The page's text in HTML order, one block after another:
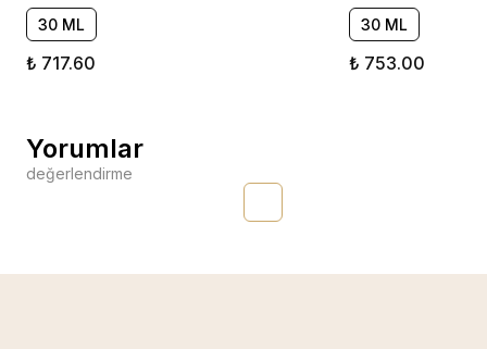
30 ML
₺ 717.60
30 ML
₺ 753.00
Yorumlar
değerlendirme